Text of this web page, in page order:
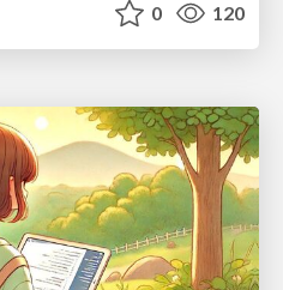
0 120